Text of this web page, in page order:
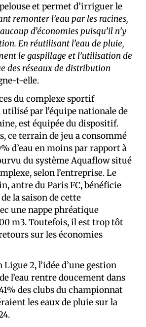
et permet d’irriguer le
remonter l’eau par les racines,
d’économies puisqu’il n’y
En réutilisant l’eau de pluie,
le gaspillage et l’utilisation de
des réseaux de distribution
t-elle.
du complexe sportif
par l’équipe nationale de
est équipée du dispositif.
ce terrain de jeu a consommé
d’eau en moins par rapport à
du système Aquaflow situé
selon l’entreprise. Le
antre du Paris FC, bénéficie
la saison de cette
une nappe phréatique
m3. Toutefois, il est trop tôt
sur les économies
Ligue 2, l’idée d’une gestion
l’eau rentre doucement dans
des clubs du championnat
les eaux de pluie sur la